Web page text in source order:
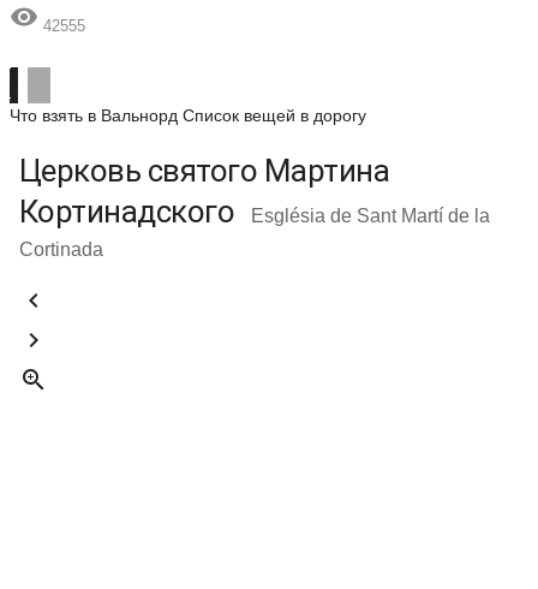
 42555
Что взять в Вальнорд Список вещей в дорогу
Церковь святого Мартина
Кортинадского
Església de Sant Martí de la
Cortinada


